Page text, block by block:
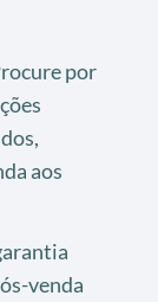
por
aos
venda